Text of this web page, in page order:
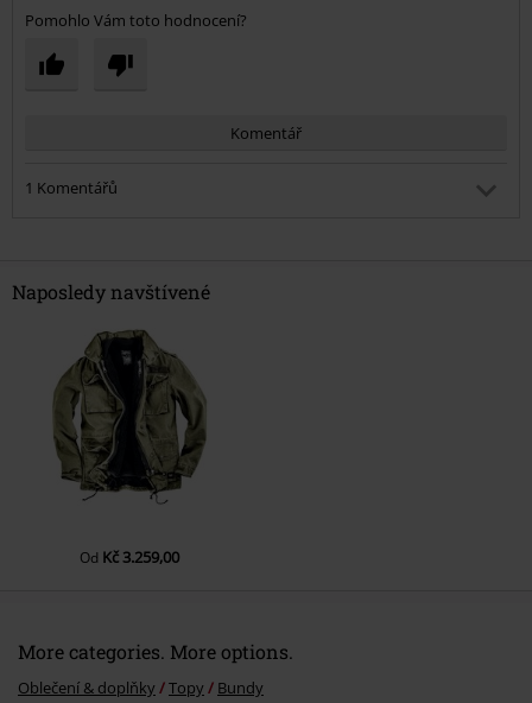
Pomohlo Vám toto hodnocení?
Komentář
Odeslat komentář
1 Komentářů
Naprostá paráda a luxus. Nemá chybu
Byl tento komentář užitečný?
Naposledy navštívené
Od Kč 3.259,00
More categories. More options.
Oblečení & doplňky Topy Bundy